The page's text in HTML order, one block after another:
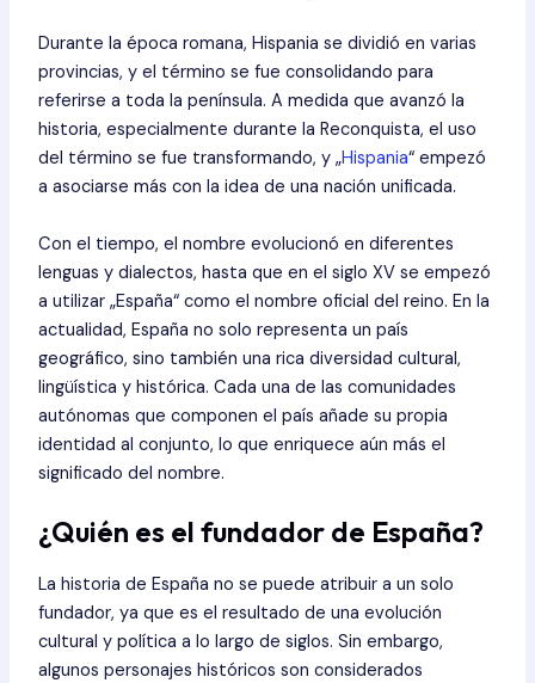
Durante la época romana, Hispania se dividió en varias
provincias, y el término se fue consolidando para
referirse a toda la península. A medida que avanzó la
historia, especialmente durante la Reconquista, el uso
del término se fue transformando, y „Hispania“ empezó
a asociarse más con la idea de una nación unificada.
Con el tiempo, el nombre evolucionó en diferentes
lenguas y dialectos, hasta que en el siglo XV se empezó
a utilizar „España“ como el nombre oficial del reino. En la
actualidad, España no solo representa un país
geográfico, sino también una rica diversidad cultural,
lingüística y histórica. Cada una de las comunidades
autónomas que componen el país añade su propia
identidad al conjunto, lo que enriquece aún más el
significado del nombre.
¿Quién es el fundador de España?
La historia de España no se puede atribuir a un solo
fundador, ya que es el resultado de una evolución
cultural y política a lo largo de siglos. Sin embargo,
algunos personajes históricos son considerados